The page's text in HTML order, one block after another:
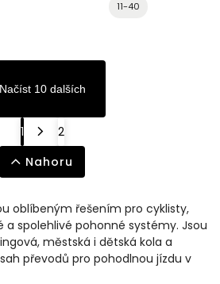
11-40
Načíst 10 dalších
1
2
Nahoru
oblíbeným řešením pro cyklisty,
spolehlivé pohonné systémy. Jsou
městská i dětská kola a
převodů pro pohodlnou jízdu v